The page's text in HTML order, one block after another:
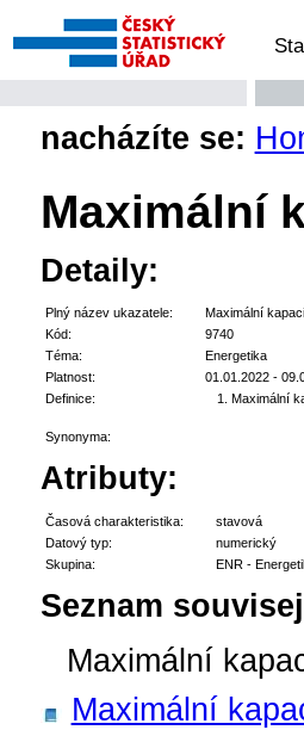
nacházíte se:
Maximální
Detaily:
Plný název ukazatele:
Maximální
Kód:
9740
Téma:
Energetika
Platnost:
01.01.2022 -
Definice:
Maximální
Synonyma:
Atributy:
Časová charakteristika:
stavová
Datový typ:
numerický
Skupina:
ENR -
Seznam
Maximální
Maximální